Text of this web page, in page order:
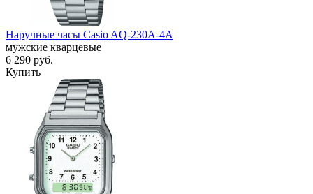
Наручные часы Casio AQ-230A-4A
мужские кварцевые
6 290 руб.
Купить